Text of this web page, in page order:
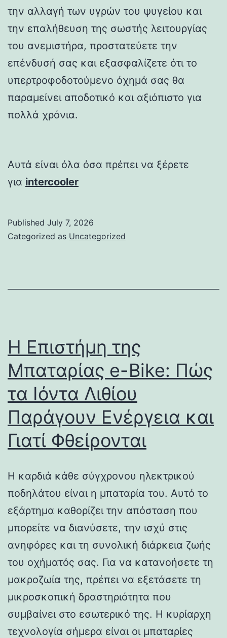
την αλλαγή των υγρών του ψυγείου και
την επαλήθευση της σωστής λειτουργίας
του ανεμιστήρα, προστατεύετε την
επένδυσή σας και εξασφαλίζετε ότι το
υπερτροφοδοτούμενο όχημά σας θα
παραμείνει αποδοτικό και αξιόπιστο για
πολλά χρόνια.
Αυτά είναι όλα όσα πρέπει να ξέρετε
για intercooler
Published July 7, 2026
Categorized as Uncategorized
Η Επιστήμη της
Μπαταρίας e-Bike: Πώς
τα Ιόντα Λιθίου
Παράγουν Ενέργεια και
Γιατί Φθείρονται
Η καρδιά κάθε σύγχρονου ηλεκτρικού
ποδηλάτου είναι η μπαταρία του. Αυτό το
εξάρτημα καθορίζει την απόσταση που
μπορείτε να διανύσετε, την ισχύ στις
ανηφόρες και τη συνολική διάρκεια ζωής
του οχήματός σας. Για να κατανοήσετε τη
μακροζωία της, πρέπει να εξετάσετε τη
μικροσκοπική δραστηριότητα που
συμβαίνει στο εσωτερικό της. Η κυρίαρχη
τεχνολογία σήμερα είναι οι μπαταρίες